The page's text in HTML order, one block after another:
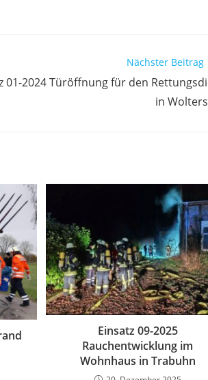
Nächster Beitrag
01-2024 Türöffnung für den
in
Einsatz 09-2025
Rauchentwicklung im
Wohnhaus in Trabuhn